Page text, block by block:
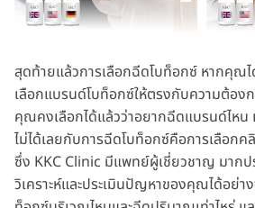
สุดท้ายแล้วการเลือกฉีดโบท็อกซ์ หากคุณ
เลือกแบรนด์โบท็อกซ์ให้ตรงกับความต้อ
คุณคงเลือกได้แล้วว่าอยากฉีดแบรนด์ไห
ไม่ได้เลยกับการฉีดโบท็อกซ์คือการเลือกค
ซึ่ง KKC Clinic มีแพทย์ผู้เชี่ยวชาญ มาก
วิเคราะห์และประเมินปัญหาของคุณได้อย่